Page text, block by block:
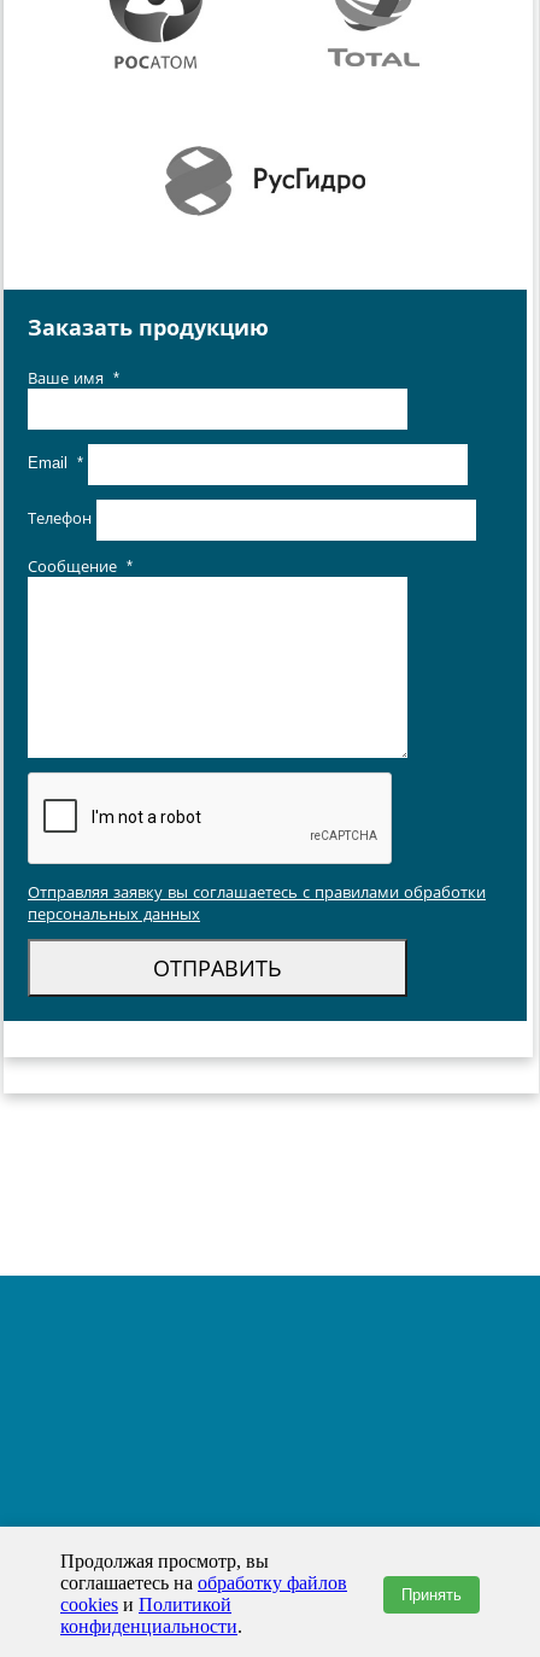
Заказать продукцию
Ваше имя *
Email *
Телефон
Сообщение *
Отправляя заявку вы соглашаетесь с правилами обработки
персональных данных
Продолжая просмотр, вы
соглашаетесь на обработку файлов
cookies и Политикой
конфиденциальности.
Принять